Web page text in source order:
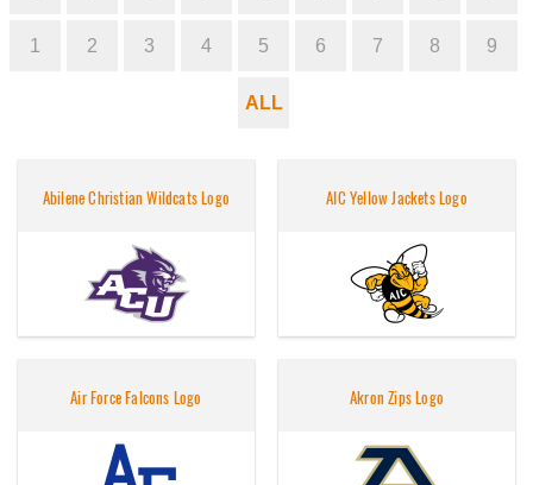
1 2 3 4 5 6 7 8 9
ALL
Abilene Christian Wildcats Logo AIC Yellow Jackets Logo
Air Force Falcons Logo Akron Zips Logo